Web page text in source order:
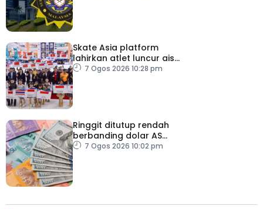
Skate Asia platform
lahirkan atlet luncur ais
negara
7 Ogos 2026 10:28 pm
Ringgit ditutup rendah
berbanding dolar AS
menjelang pengumuman
7 Ogos 2026 10:02 pm